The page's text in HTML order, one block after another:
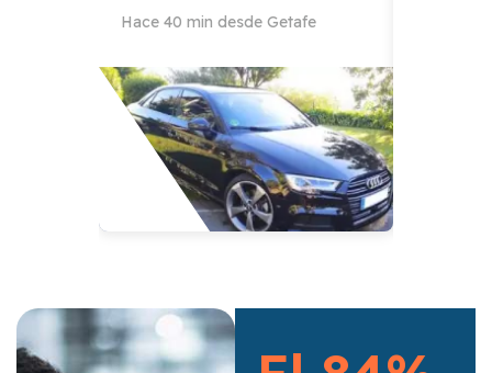
Hace 40 min desde Getafe